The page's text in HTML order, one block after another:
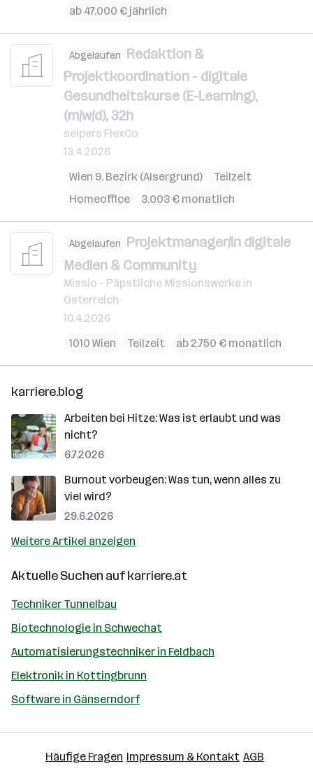
ab 47.000 € jährlich
Abgelaufen Redaktion &
Projektkoordination - digitale
Gesundheitskurse (E-Learning),
(m/w/d), 32h
selpers FlexCo
13.4.2026
Wien 9. Bezirk (Alsergrund)
Teilzeit
Homeoffice
3.003 € monatlich
Abgelaufen Projektmanager/in digitale
Medien & Community
Missio - Päpstliche Missionswerke in
Österreich
10.4.2026
1010 Wien
Teilzeit ab 2.750 € monatlich
karriere.blog
Arbeiten bei Hitze: Was ist erlaubt und was
nicht?
6.7.2026
Burnout vorbeugen: Was tun, wenn alles zu
viel wird?
29.6.2026
Weitere Artikel anzeigen
Aktuelle Suchen aufkarriere.at
Techniker Tunnelbau
Biotechnologie in Schwechat
Automatisierungstechniker in Feldbach
Elektronik in Kottingbrunn
Software in Gänserndorf
Häufige Fragen Impressum & Kontakt AGB